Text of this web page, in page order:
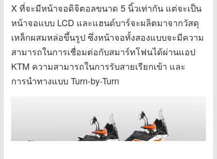
X ที่จะมีหน้าจอดิจิตอลขนาด 5 นิ้วเท่ากัน แต่จะเป็น
หน้าจอแบบ LCD และแฮนด์บาร์จะผลิตมาจากวัสดุ
เหล็กผสมหล่อขึ้นรูป ซึ่งหน้าจอทั้งสองแบบจะมีความ
สามารถในการเชื่อมต่อกับสมาร์ทโฟนได้ผ่านแอป
KTM ความสามารถในการรับสายเรียกเข้า และ
การนำทางแบบ Turn-by-Turn